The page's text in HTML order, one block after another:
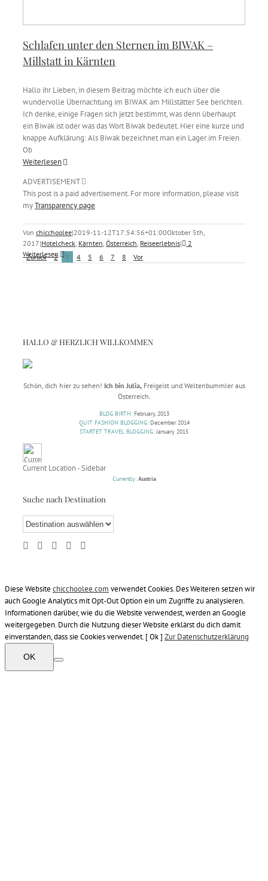
Schlafen unter den Sternen im BIWAK –
Millstatt in Kärnten
Hallo ihr Lieben, in diesem Beitrag möchte ich euch über die
wundervolle Übernachtung im BIWAK am Millstätter See berichten.
Ich denke, einige Fragen sich jetzt bestimmt, was denn überhaupt
ein Biwak ist oder was das Wort Biwak bedeutet. Hier eine kurze und
knappe Aufklärung: Als Biwak bezeichnet man ein Lager im Freien.
Ob
Weiterlesen
ADVERTISEMENT
This post is a paid advertisement. For more information, please visit
myTransparency page.
Von chicchoolee|2019-11-12T17:54:56+01:00Oktober 5th,
2017|Hotelcheck, Kärnten, Österreich, Reiseerlebnis|
2
Weiterlesen
Zurück 2 3 4 5 6 7 8 Vor
HALLO & HERZLICH WILLKOMMEN
Schön, dich hier zu sehen! Ich bin Julia,Freigeist und Weltenbummler aus
Österreich.
BLOG BIRTH:February, 2013
QUIT FASHION BLOGGING:December 2014
STARTET TRAVEL BLOGGING: January 2015
Current Location - Sidebar
Currently: Austria
Suche nach Destination
Diese Website chicchoolee.com verwendet Cookies. Des Weiteren setzen wir
auch Google Analytics mit Opt-Out Option ein um Zugriffe zu analysieren.
Informationen darüber, wie du die Website verwendest, werden an Google
weitergegeben. Durch die Nutzung dieser Website erklärst du dich damit
einverstanden, dass sie Cookies verwendet. [ Ok ] Zur Datenschutzerklärung
OK